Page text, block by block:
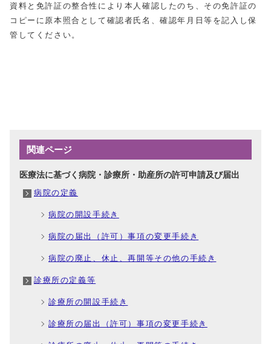
資料と免許証の整合性により本人確認したのち、その免許証の
コピーに原本照合として確認者氏名、確認年月日等を記入し保
管してください。
関連ページ
医療法に基づく病院・診療所・助産所の許可申請及び届出
病院の定義
病院の開設手続き
病院の届出（許可）事項の変更手続き
病院の廃止、休止、再開等その他の手続き
診療所の定義等
診療所の開設手続き
診療所の届出（許可）事項の変更手続き